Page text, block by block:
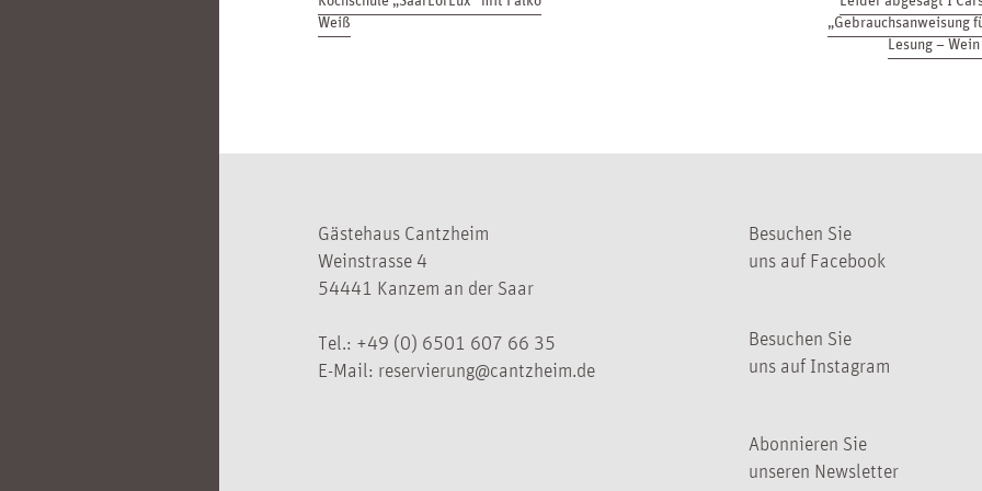
Weiß
„Gebrauchsanweisung
Lesung –
Gästehaus Cantzheim
Weinstrasse 4
54441 Kanzem an der Saar
Tel.: +49 (0) 6501 607 66 35
E-Mail: reservierung@cantzheim.de
Besuchen Sie
uns auf Facebook
Besuchen Sie
uns auf Instagram
Abonnieren Sie
unseren Newsletter